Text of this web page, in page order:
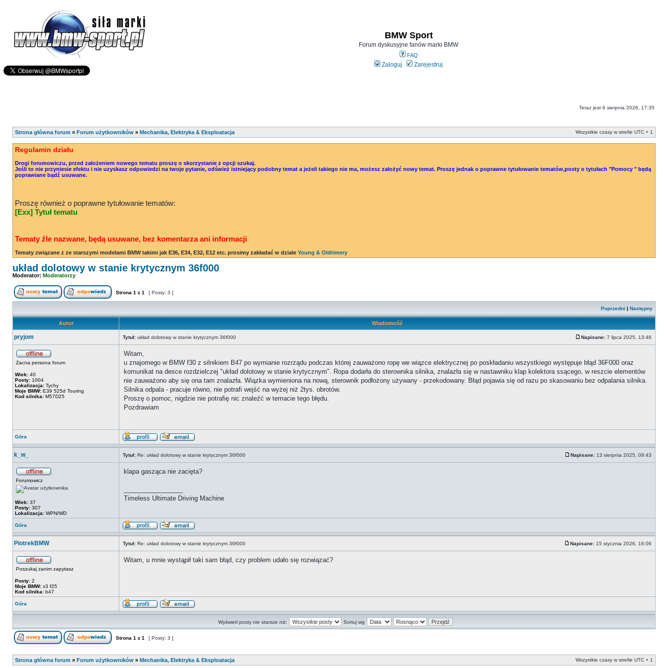
BMW Sport
Forum dyskusyjne fanów marki BMW
FAQ
Zaloguj Zarejestruj
Teraz jest 6 sierpnia 2026, 17:35
Strona główna forum » Forum użytkowników » Mechanika, Elektryka & Eksploatacja Wszystkie czasy w strefie UTC + 1
Regulamin działu
Drogi forumowiczu, przed założeniem nowego tematu proszę o skorzystanie z opcji szukaj.
Jeśli to nie przyniesie efektu i nie uzyskasz odpowiedzi na twoje pytanie, odśwież istniejący podobny temat a jeżeli takiego nie ma, możesz założyć nowy temat. Proszę jednak o poprawne tytułowanie tematów,posty o tytułach "Pomocy " będą
poprawiane bądź usuwane.
Proszę również o poprawne tytułowanie tematów:
[Exx] Tytuł tematu
Tematy źle nazwane, będą usuwane, bez komentarza ani informacji
Tematy związane z ze starszymi modelami BMW takimi jak E36, E34, E32, E12 etc. prosimy zakładać w dziale Young & Oldtimery
układ dolotowy w stanie krytycznym 36f000
Moderator: Moderatorzy
Strona 1 z 1 [ Posty: 3 ]
Poprzedni | Następny
Autor Wiadomość
pryjom Tytuł: układ dolotowy w stanie krytycznym 36f000 Napisane: 7 lipca 2025, 13:46
Zacna persona forum
Wiek: 40
Posty: 1004
Lokalizacja: Tychy
Moje BMW: E39 525d Touring
Kod silnika: M57D25
Witam,
u znajomego w BMW f30 z silnikiem B47 po wymianie rozrządu podczas której zauważono ropę we wiązce elektrycznej po poskładaniu wszystkiego występuje błąd 36F000 oraz
komunikat na desce rozdzielczej "układ dolotowy w stanie krytycznym". Ropa dodarła do sterownika silnika, znalazła się w nastawniku klap kolektora ssącego, w reszcie elementów
nie zauważono aby się ona tam znalazła. Wiązka wymieniona na nową, sterownik podłożony używany - przekodowany. Błąd pojawia się od razu po skasowaniu bez odpalania silnika.
Silnika odpala - pracuje równo, nie potrafi wejść na wyżej niż 2tys. obrotów.
Proszę o pomoc, nigdzie nie potrafię nic znaleźć w temacie tego błędu.
Pozdrawiam
Góra
k_w_ Tytuł: Re: układ dolotowy w stanie krytycznym 36f000 Napisane: 13 sierpnia 2025, 09:43
Forumowicz
Wiek: 37
Posty: 307
Lokalizacja: WPN/WD
klapa gasząca nie zacięta?
Timeless Ultimate Driving Machine
Góra
PiotrekBMW Tytuł: Re: układ dolotowy w stanie krytycznym 36f000 Napisane: 15 stycznia 2026, 16:06
Poszukaj zanim zapytasz
Posty: 2
Moje BMW: x3 f25
Kod silnika: b47
Witam, u mnie wystąpił taki sam błąd, czy problem udało się rozwiązać?
Góra
Wyświetl posty nie starsze niż: Sortuj wg
Strona 1 z 1 [ Posty: 3 ]
Strona główna forum » Forum użytkowników » Mechanika, Elektryka & Eksploatacja Wszystkie czasy w strefie UTC + 1